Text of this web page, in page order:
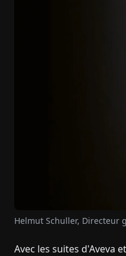
Helmut Schuller, Directeur
Avec les suites d'Aveva